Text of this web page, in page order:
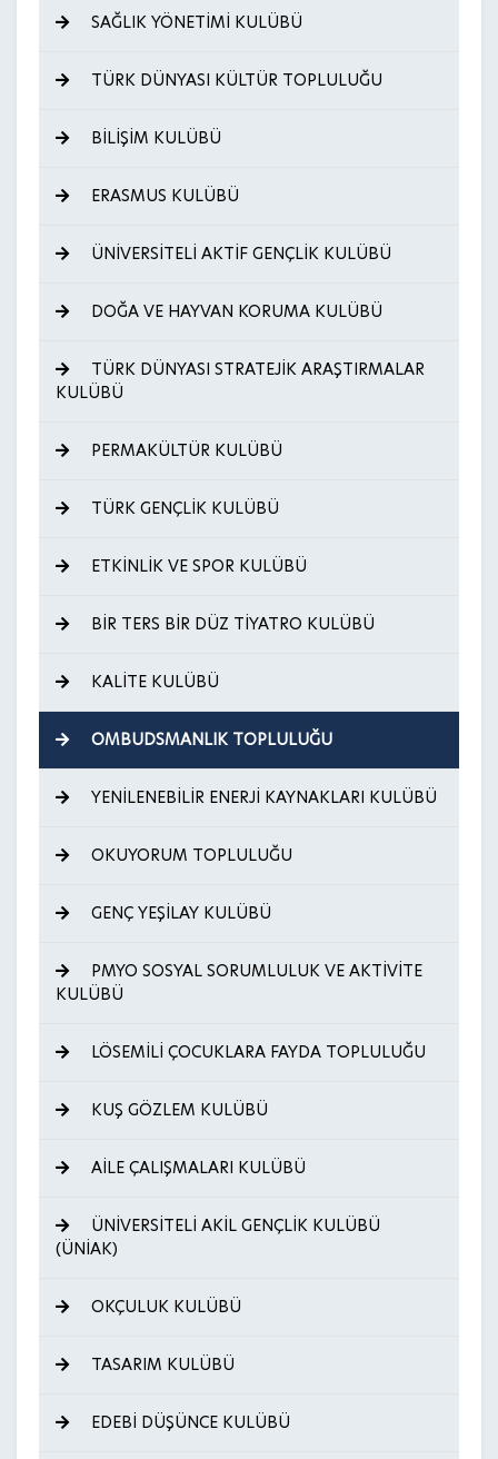
SAĞLIK YÖNETİMİ KULÜBÜ
TÜRK DÜNYASI KÜLTÜR TOPLULUĞU
BİLİŞİM KULÜBÜ
ERASMUS KULÜBÜ
ÜNİVERSİTELİ AKTİF GENÇLİK KULÜBÜ
DOĞA VE HAYVAN KORUMA KULÜBÜ
TÜRK DÜNYASI STRATEJİK ARAŞTIRMALAR
KULÜBÜ
PERMAKÜLTÜR KULÜBÜ
TÜRK GENÇLİK KULÜBÜ
ETKİNLİK VE SPOR KULÜBÜ
BİR TERS BİR DÜZ TİYATRO KULÜBÜ
KALİTE KULÜBÜ
OMBUDSMANLIK TOPLULUĞU
YENİLENEBİLİR ENERJİ KAYNAKLARI KULÜBÜ
OKUYORUM TOPLULUĞU
GENÇ YEŞİLAY KULÜBÜ
PMYO SOSYAL SORUMLULUK VE AKTİVİTE
KULÜBÜ
LÖSEMİLİ ÇOCUKLARA FAYDA TOPLULUĞU
KUŞ GÖZLEM KULÜBÜ
AİLE ÇALIŞMALARI KULÜBÜ
ÜNİVERSİTELİ AKİL GENÇLİK KULÜBÜ
(ÜNİAK)
OKÇULUK KULÜBÜ
TASARIM KULÜBÜ
EDEBİ DÜŞÜNCE KULÜBÜ